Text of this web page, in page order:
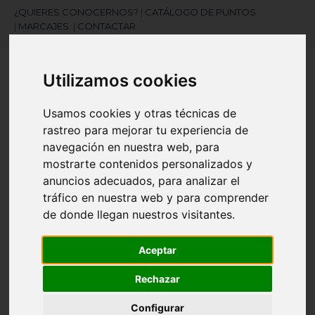
Utilizamos cookies
Usamos cookies y otras técnicas de
rastreo para mejorar tu experiencia de
navegación en nuestra web, para
mostrarte contenidos personalizados y
anuncios adecuados, para analizar el
tráfico en nuestra web y para comprender
de donde llegan nuestros visitantes.
Aceptar
Rechazar
Configurar
¿QUIERES CONOCERNOS?
CATÁLOGO DE PUNTOS
MARCAJES CONTACTAR
¿Necesitas ayuda?
945 121 003
search